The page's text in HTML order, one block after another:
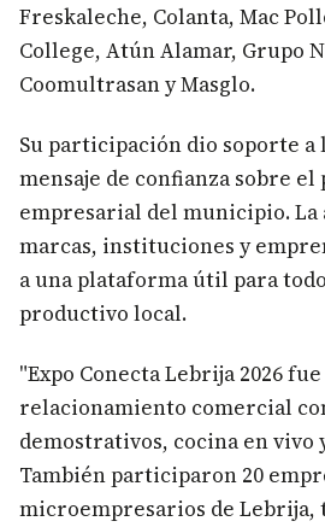
Freskaleche, Colanta, Mac
College, Atún Alamar, Grupo
Coomultrasan y Masglo.
Su participación dio soporte
mensaje de confianza sobre
empresarial del municipio.
marcas, instituciones y
a una plataforma útil para
productivo local.
"Expo Conecta Lebrija 2026
relacionamiento comercial
demostrativos, cocina en vivo
También participaron 20
microempresarios de Lebrija,